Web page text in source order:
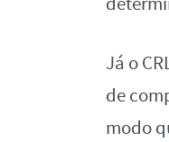
Já o
de
modo